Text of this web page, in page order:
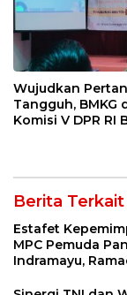
Wujudkan
Tangguh, BMKG
Komisi V DPR RI
Berita Terkait
Estafet
MPC Pemuda
Indramayu,